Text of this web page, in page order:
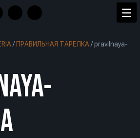
/ ПРАВИЛЬНАЯ ТАРЕЛКА/pravilnaya-